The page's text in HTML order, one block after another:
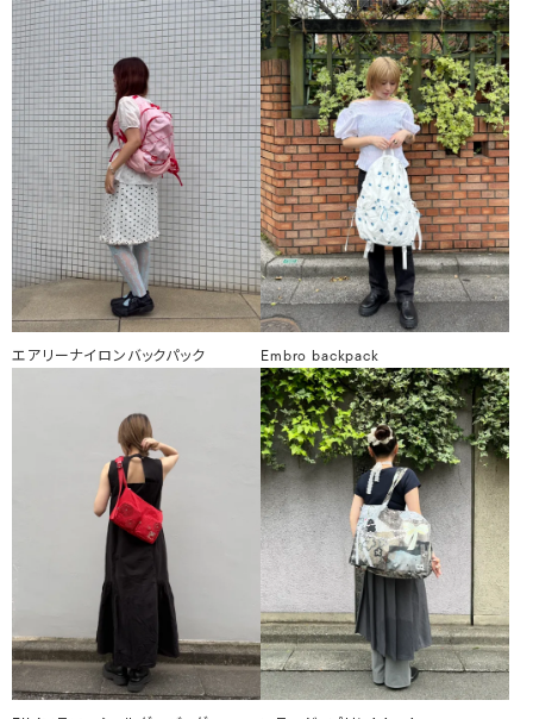
エアリーナイロンバックパック Embro backpack